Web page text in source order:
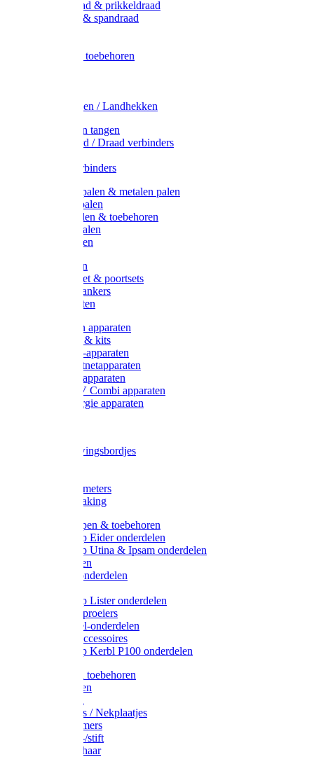
Metaal draad & prikkeldraad
Binddraad & spandraad
Afrasternet toebehoren
Weidehekken / Landhekken
Spanners en tangen
Lint / Koord / Draad verbinders
Litzclip verbinders
Recycling palen & metalen palen
Kunststof palen
T-Post t-palen & toebehoren
Glasfiber palen
Houten palen
Poortgrepen
Doorgangset & poortsets
Poortgreepankers
Weidepoorten
Onderdelen apparaten
Starter sets & kits
9V Batterij-apparaten
230V Lichtnetapparaten
12V Accu-apparaten
230V / 12V Combi apparaten
Zonne-energie apparaten
Waarschuwingsbordjes
Wegers en meters
Video bewaking
Weidepompen & toebehoren
Weidepomp Eider onderdelen
Weidepomp Utina & Ipsam onderdelen
Drinkbakken
Drinkbak onderdelen
Weidepomp Lister onderdelen
Nippels / Sproeiers
Drinknippel-onderdelen
Drinkbak accessoires
Weidepomp Kerbl P100 onderdelen
Oormerken toebehoren
Enkelbanden
Halsplaatjes / Nekplaatjes
Kokernummers
Merkspray-/stift
Veemerkschaar